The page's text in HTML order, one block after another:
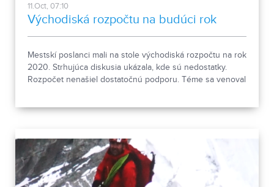
11.Oct, 07:10
Východiská rozpočtu na budúci rok
Mestskí poslanci mali na stole východiská rozpočtu na rok
2020. Strhujúca diskusia ukázala, kde sú nedostatky.
Rozpočet nenašiel dostatočnú podporu. Téme sa venoval